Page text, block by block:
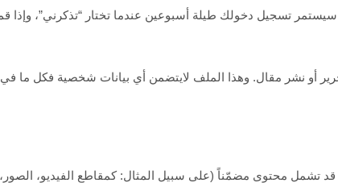
تسجيل دخولك طيلة أسبوعين عندما تختار “تذكرني”،
نشر مقال. وهذا الملف لايتضمن أي بيانات شخصية فكل ما في
قد تشمل محتوى مضمّناً (على سبيل المثال: كمقاطع الفيديو،